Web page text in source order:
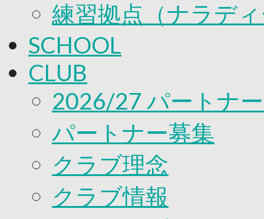
練習拠点（ナラデ
SCHOOL
CLUB
2026/27 パートナ
パートナー募集
クラブ理念
クラブ情報